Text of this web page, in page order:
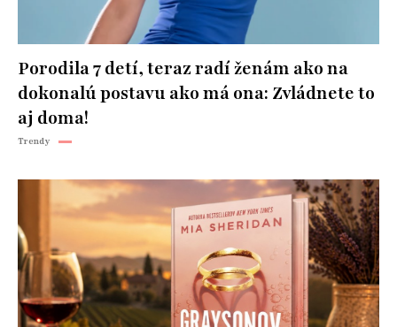
Porodila 7 detí, teraz radí ženám ako na
dokonalú postavu ako má ona: Zvládnete to
aj doma!
Trendy